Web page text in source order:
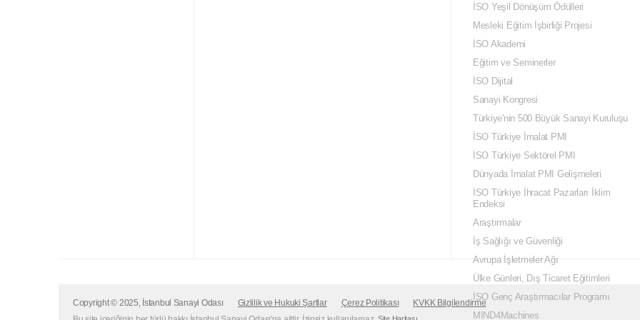
İSO Yeşil Dönüşüm Ödülleri
Mesleki Eğitim İşbirliği Projesi
İSO Akademi
Eğitim ve Seminerler
İSO Dijital
Sanayi Kongresi
Türkiye'nin 500 Büyük Sanayi Kuruluşu
İSO Türkiye İmalat PMI
İSO Türkiye Sektörel PMI
Dünyada İmalat PMI Gelişmeleri
İSO Türkiye İhracat Pazarları İklim
Endeksi
Araştırmalar
İş Sağlığı ve Güvenliği
Avrupa İşletmeler Ağı
Ülke Günleri, Dış Ticaret Eğitimleri
İSO Genç Araştırmacılar Programı
MIND4Machines
Copyright © 2025, İstanbul Sanayi Odası Gizlilik ve Hukuki Şartlar Çerez Politikası
KVKK Bilgilendirme